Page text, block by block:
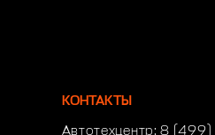
КОНТАКТЫ
Автотехцентр:8